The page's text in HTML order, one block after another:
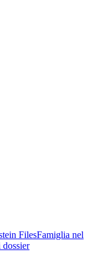
FilesFamiglia nel